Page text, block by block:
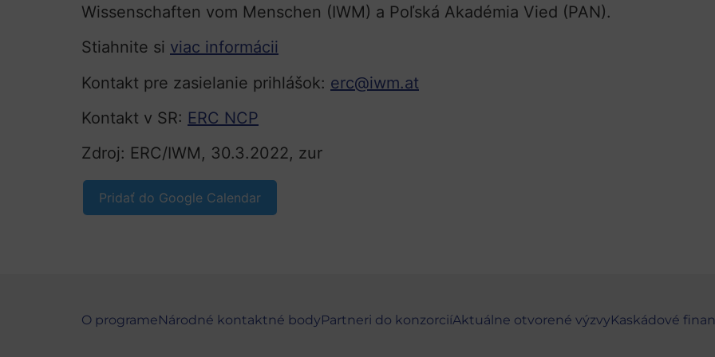
Wissenschaften vom Menschen (IWM) a Poľská Akadémia Vied (PAN).
Stiahnite si viac informácii
Kontakt pre zasielanie prihlášok: erc@iwm.at
Kontakt v SR: ERC NCP
Zdroj: ERC/IWM, 30.3.2022, zur
Pridať do Google Calendar
O programeNárodné kontaktné bodyPartneri do konzorciíAktuálne otvorené výzvyKaskádové